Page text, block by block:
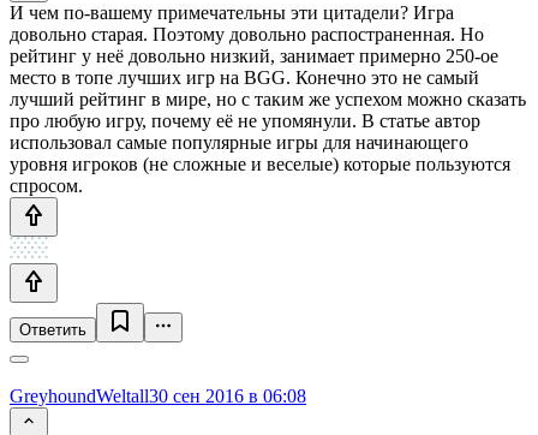
И чем по-вашему примечательны эти цитадели? Игра
довольно старая. Поэтому довольно распостраненная. Но
рейтинг у неё довольно низкий, занимает примерно 250-ое
место в топе лучших игр на BGG. Конечно это не самый
лучший рейтинг в мире, но с таким же успехом можно сказать
про любую игру, почему её не упомянули. В статье автор
использовал самые популярные игры для начинающего
уровня игроков (не сложные и веселые) которые пользуются
спросом.
Ответить
GreyhoundWeltall30 сен 2016 в 06:08